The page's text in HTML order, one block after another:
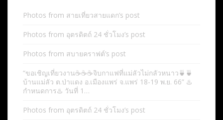
Photos from สายเที่ยวสายแดก’s post
Photos from อุตรดิตถ์ 24 ชั่วโมง’s post
Photos from สบายคราฟต์’s post
“ขอเชิญเที่ยวงาน☕️☕️☕️จิบกาแฟที่แม่ลัวไม่กลัวหนาว🍵🍵
บ้านแม่ลัว ต.ป่าแดง อ.เมืองแพร่ จ.แพร่ 18-19 พ.ย. 66” ♨️
กำหนดการ♨️ วันที่ 1…
Photos from อุตรดิตถ์ 24 ชั่วโมง’s post